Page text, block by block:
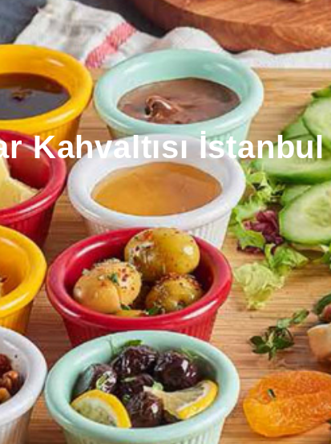
Kahvaltısı İstanbul